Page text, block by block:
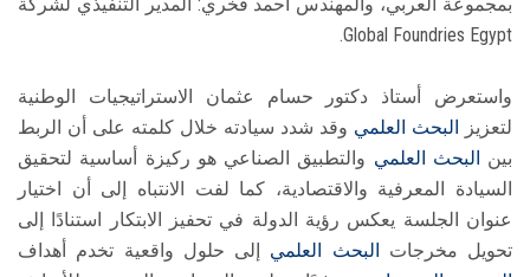
بمجموعة العربي، والمهندس أحمد فخري: المدير التنفيذي لشركة
Global Foundries Egypt.
واستعرض أستاذ دكتور حسام عثمان الاستراتيجيات الوطنية
لتعزيز
البحث العلمي وقد شدد سيادته خلال كلمته على أن الربط
بين
البحث العلمي والتطبيق الصناعي هو ركيزة أساسية لتحقيق
السيادة المعرفية والاقتصادية، كما لفت الانتباه إلى أن اختيار
عنوان الجلسة يعكس رؤية الدولة في تحفيز الابتكار استنادًا إلى
تحويل مخرجات
البحث العلمي إلى حلول واقعية تخدم أهداف